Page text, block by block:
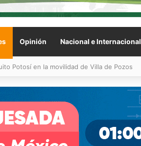
Opinión Nacional e Internacional
y de pastizales